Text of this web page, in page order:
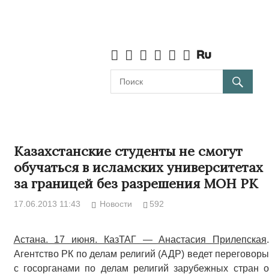
Казахстанские студенты не смогут
обучаться в исламских университетах
за границей без разрешения МОН РК
17.06.2013 11:43 Новости 592
Астана. 17 июня. КазТАГ — Анастасия Прилепская.
Агентство РК по делам религий (АДР) ведет переговоры
с госорганами по делам религий зарубежных стран о